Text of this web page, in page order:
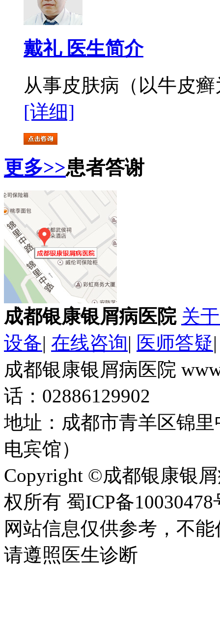
戴礼 医生简介
从事皮肤病（以牛皮
[详细]
更多>>患者答谢
成都银康银屑病医院 关
设备| 在线咨询| 医师答疑
成都银康银屑病医院
话：02886129902
地址：成都市青羊区锦
电宾馆）
Copyright ©成都银康银
权所有 蜀ICP备10030478
网站信息仅供参考，不
请遵照医生诊断